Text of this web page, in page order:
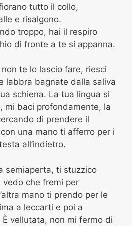
tutto il collo,
e risalgono.
troppo, hai il respiro
di fronte a te si appanna.
te lo lascio fare, riesci
labbra bagnate dalla saliva
schiena. La tua lingua si
mi baci profondamente, la
di prendere il
una mano ti afferro per i
all’indietro.
semiaperta, ti stuzzico
vedo che fremi per
mano ti prendo per le
a leccarti e poi a
vellutata, non mi fermo di